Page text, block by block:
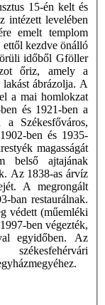
15-én kelt és
intézett levelében
emelt templom
kezdve önálló
időből Gföller
őriz, amely a
ábrázolja. A
a mai homlokzat
és 1921-ben a
a Székesfőváros,
ben és 1935-
magasságát
ajtajának
Az 1838-as árvíz
A megrongált
ban restaurálnak.
védett (műemléki
ben végezték,
egyidőben. Az